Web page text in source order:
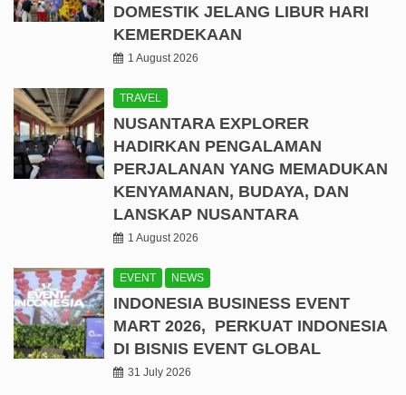
DOMESTIK JELANG LIBUR HARI
KEMERDEKAAN
1 August 2026
TRAVEL
NUSANTARA EXPLORER
HADIRKAN PENGALAMAN
PERJALANAN YANG MEMADUKAN
KENYAMANAN, BUDAYA, DAN
LANSKAP NUSANTARA
1 August 2026
EVENT NEWS
INDONESIA BUSINESS EVENT
MART 2026, PERKUAT INDONESIA
DI BISNIS EVENT GLOBAL
31 July 2026